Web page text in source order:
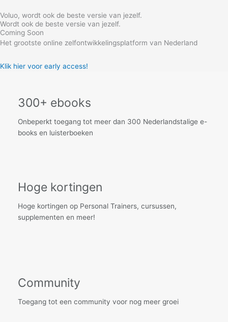
to
content
Voluo, wordt ook de beste versie van jezelf.
Wordt ook de beste versie van jezelf.
Coming Soon
Het grootste online zelfontwikkelingsplatform van Nederland
Klik hier voor early access!
300+ ebooks
Onbeperkt toegang tot meer dan 300 Nederlandstalige e-
books en luisterboeken
Hoge kortingen
Hoge kortingen op Personal Trainers, cursussen,
supplementen en meer!
Community
Toegang tot een community voor nog meer groei